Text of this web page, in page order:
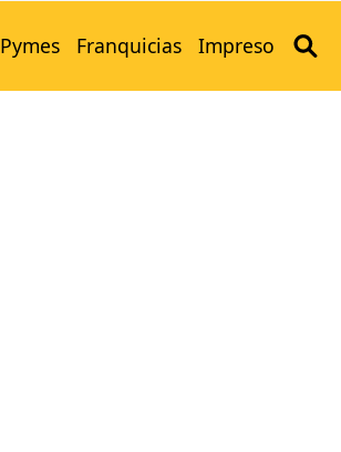
Pymes Franquicias Impreso